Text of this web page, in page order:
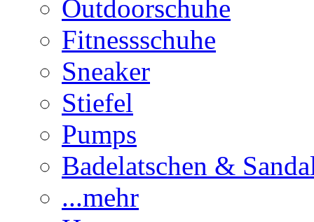
Outdoorschuhe
Fitnessschuhe
Sneaker
Stiefel
Pumps
Badelatschen &
...mehr